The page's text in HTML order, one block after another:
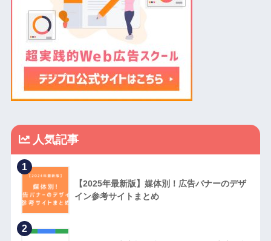
人気記事
1
【2025年最新版】媒体別！広告バナーのデザ
イン参考サイトまとめ
2